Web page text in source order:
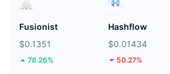
Fusionist
$0.1351
76.26%
Hashflow
$0.01434
50.27%